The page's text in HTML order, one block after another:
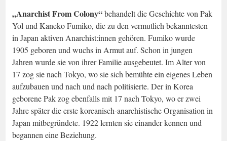
„Anarchist From Colony“behandelt die Geschichte von Pak
Yol und Kaneko Fumiko, die zu den vermutlich bekanntesten
in Japan aktiven Anarchist:innen gehören. Fumiko wurde
1905 geboren und wuchs in Armut auf. Schon in jungen
Jahren wurde sie von ihrer Familie ausgebeutet. Im Alter von
17 zog sie nach Tokyo, wo sie sich bemühte ein eigenes Leben
aufzubauen und nach und nach politisierte. Der in Korea
geborene Pak zog ebenfalls mit 17 nach Tokyo, wo er zwei
Jahre später die erste koreanisch-anarchistische Organisation in
Japan mitbegründete. 1922 lernten sie einander kennen und
begannen eine Beziehung.